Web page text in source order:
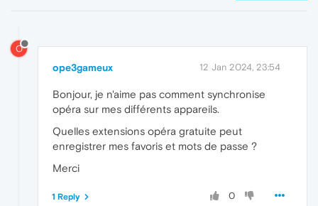
O
ope3gameux 12 Jan 2024, 23:54
Bonjour, je n'aime pas comment synchronise
opéra sur mes différents appareils.
Quelles extensions opéra gratuite peut
enregistrer mes favoris et mots de passe ?
Merci
0
1 Reply